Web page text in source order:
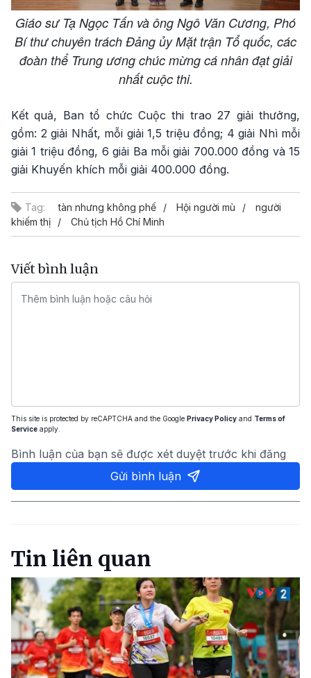
Giáo sư Tạ Ngọc Tấn và ông Ngô Văn Cương, Phó
Bí thư chuyên trách Đảng ủy Mặt trận Tổ quốc, các
đoàn thể Trung ương chúc mừng cá nhân đạt giải
nhất cuộc thi.
Kết quả, Ban tổ chức Cuộc thi trao 27 giải thưởng,
gồm: 2 giải Nhất, mỗi giải 1,5 triệu đồng; 4 giải Nhì mỗi
giải 1 triệu đồng, 6 giải Ba mỗi giải 700.000 đồng và 15
giải Khuyến khích mỗi giải 400.000 đồng.
Tag: tàn nhưng không phế Hội người mù
người
khiếm thị
Chủ tịch Hồ Chí Minh
Viết bình luận
This site is protected by reCAPTCHA and the Google Privacy Policy and Terms of
Service apply.
Bình luận của bạn sẽ được xét duyệt trước khi đăng
Gửi bình luận
Tin liên quan